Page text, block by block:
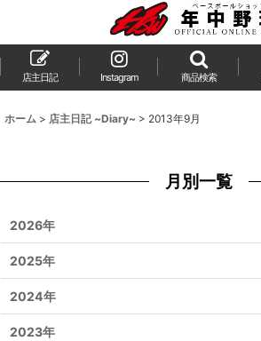
店主日記 Instagram 商品検索
ホーム > 店主日記 ~Diary~ > 2013年9月
月別一覧
2026年
2025年
2024年
2023年